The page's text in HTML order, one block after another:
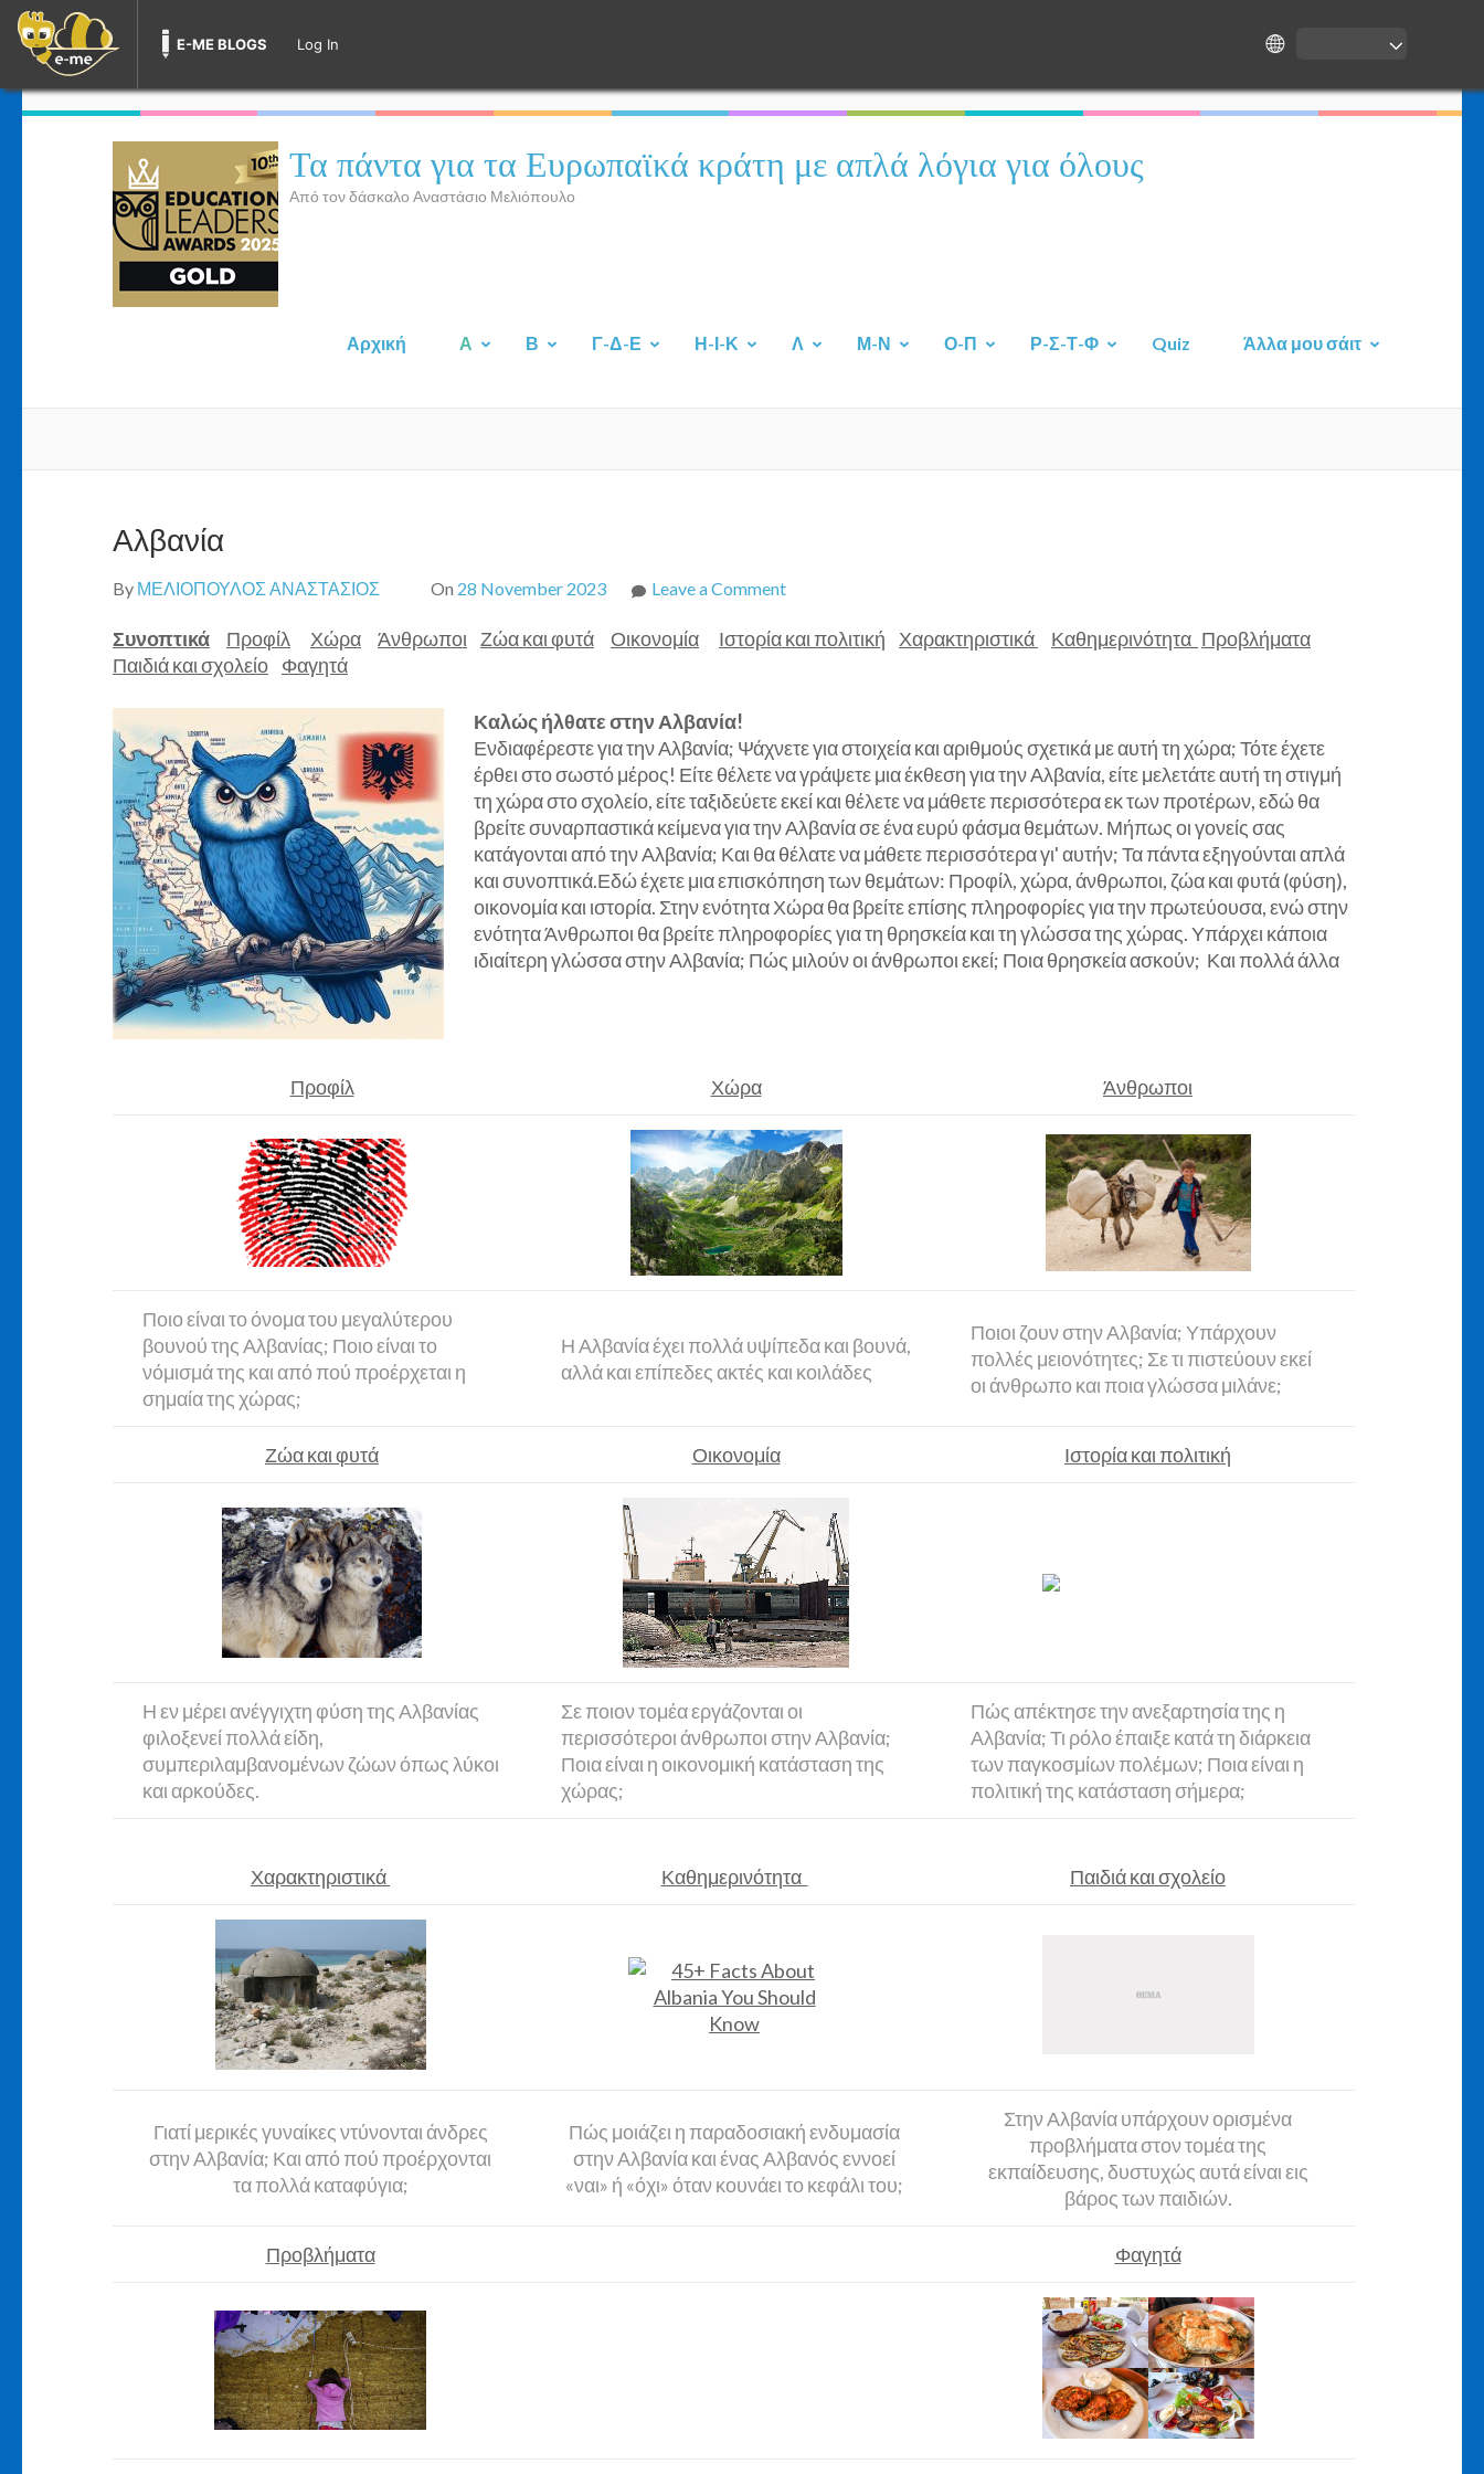
E-ME BLOGS Log In
Skip
Τα πάντα για τα Ευρωπαϊκά κράτη με απλά λόγια για όλους
Από τον δάσκαλο Αναστάσιο Μελιόπουλο
Αρχική Α Β Γ-Δ-Ε Η-Ι-Κ Λ Μ-Ν Ο-Π Ρ-Σ-Τ-Φ Quiz Άλλα μου σάιτ
Αλβανία
By ΜΕΛΙΟΠΟΥΛΟΣ ΑΝΑΣΤΑΣΙΟΣ On 28 November 2023 Leave a Commenton
Συνοπτικά Προφίλ Χώρα Άνθρωποι Ζώα και φυτά Οικονομία Ιστορία και πολιτική Χαρακτηριστικά Καθημερινότητα Προβλήματα
Παιδιά και σχολείο Φαγητά
Καλώς ήλθατε στην Αλβανία!
Ενδιαφέρεστε για την Αλβανία; Ψάχνετε για στοιχεία και αριθμούς σχετικά με αυτή τη χώρα; Τότε έχετε
έρθει στο σωστό μέρος! Είτε θέλετε να γράψετε μια έκθεση για την Αλβανία, είτε μελετάτε αυτή τη στιγμή
τη χώρα στο σχολείο, είτε ταξιδεύετε εκεί και θέλετε να μάθετε περισσότερα εκ των προτέρων, εδώ θα
βρείτε συναρπαστικά κείμενα για την Αλβανία σε ένα ευρύ φάσμα θεμάτων. Μήπως οι γονείς σας
κατάγονται από την Αλβανία; Και θα θέλατε να μάθετε περισσότερα γι' αυτήν; Τα πάντα εξηγούνται απλά
και συνοπτικά.Εδώ έχετε μια επισκόπηση των θεμάτων: Προφίλ, χώρα, άνθρωποι, ζώα και φυτά (φύση),
οικονομία και ιστορία. Στην ενότητα Χώρα θα βρείτε επίσης πληροφορίες για την πρωτεύουσα, ενώ στην
ενότητα Άνθρωποι θα βρείτε πληροφορίες για τη θρησκεία και τη γλώσσα της χώρας. Υπάρχει κάποια
ιδιαίτερη γλώσσα στην Αλβανία; Πώς μιλούν οι άνθρωποι εκεί; Ποια θρησκεία ασκούν; Και πολλά άλλα
Προφίλ Χώρα Άνθρωποι
Ποιο είναι το όνομα του μεγαλύτερου
βουνού της Αλβανίας; Ποιο είναι το
νόμισμά της και από πού προέρχεται η
σημαία της χώρας;
Η Αλβανία έχει πολλά υψίπεδα και βουνά,
αλλά και επίπεδες ακτές και κοιλάδες
Ποιοι ζουν στην Αλβανία; Υπάρχουν
πολλές μειονότητες; Σε τι πιστεύουν εκεί
οι άνθρωπο και ποια γλώσσα μιλάνε;
Ζώα και φυτά Οικονομία Ιστορία και πολιτική
Η εν μέρει ανέγγιχτη φύση της Αλβανίας
φιλοξενεί πολλά είδη,
συμπεριλαμβανομένων ζώων όπως λύκοι
και αρκούδες.
Σε ποιον τομέα εργάζονται οι
περισσότεροι άνθρωποι στην Αλβανία;
Ποια είναι η οικονομική κατάσταση της
χώρας;
Πώς απέκτησε την ανεξαρτησία της η
Αλβανία; Τι ρόλο έπαιξε κατά τη διάρκεια
των παγκοσμίων πολέμων; Ποια είναι η
πολιτική της κατάσταση σήμερα;
Χαρακτηριστικά Καθημερινότητα Παιδιά και σχολείο
Γιατί μερικές γυναίκες ντύνονται άνδρες
στην Αλβανία; Και από πού προέρχονται
τα πολλά καταφύγια;
Πώς μοιάζει η παραδοσιακή ενδυμασία
στην Αλβανία και ένας Αλβανός εννοεί
«ναι» ή «όχι» όταν κουνάει το κεφάλι του;
Στην Αλβανία υπάρχουν ορισμένα
προβλήματα στον τομέα της
εκπαίδευσης, δυστυχώς αυτά είναι εις
βάρος των παιδιών.
Προβλήματα Φαγητά